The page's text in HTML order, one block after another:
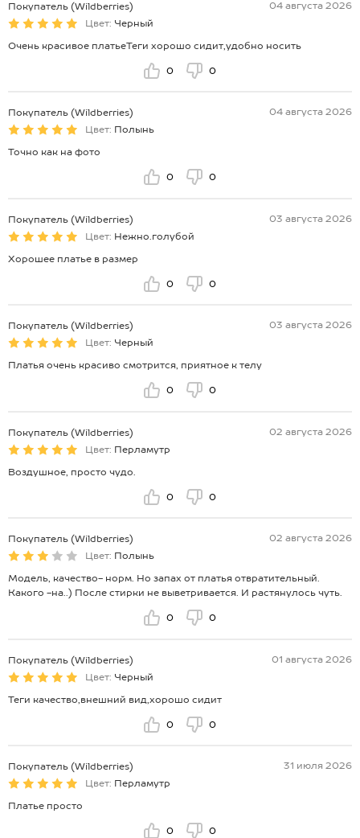
Покупатель (Wildberries)
04 августа 2026
Цвет: Черный
Очень красивое платьеТеги хорошо сидит,удобно носить
0 0
Покупатель (Wildberries)
04 августа 2026
Цвет: Полынь
Точно как на фото
0 0
Покупатель (Wildberries)
03 августа 2026
Цвет: Нежно.голубой
Хорошее платье в размер
0 0
Покупатель (Wildberries)
03 августа 2026
Цвет: Черный
Платья очень красиво смотрится, приятное к телу
0 0
Покупатель (Wildberries)
02 августа 2026
Цвет: Перламутр
Воздушное, просто чудо.
0 0
Покупатель (Wildberries)
02 августа 2026
Цвет: Полынь
Модель, качество- норм. Но запах от платья отвратительный.
Какого -на..) После стирки не выветривается. И растянулось чуть.
0 0
Покупатель (Wildberries)
01 августа 2026
Цвет: Черный
Теги качество,внешний вид,хорошо сидит
0 0
Покупатель (Wildberries)
31 июля 2026
Цвет: Перламутр
Платье просто
0 0